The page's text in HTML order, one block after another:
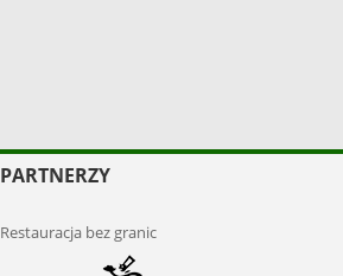
PARTNERZY
Restauracja bez granic